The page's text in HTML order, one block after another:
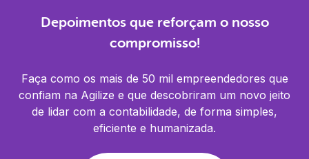
Depoimentos que reforçam o nosso
compromisso!
Faça como os mais de 50 mil empreendedores que
confiam na Agilize e que descobriram um novo jeito
de lidar com a contabilidade, de forma simples,
eficiente e humanizada.